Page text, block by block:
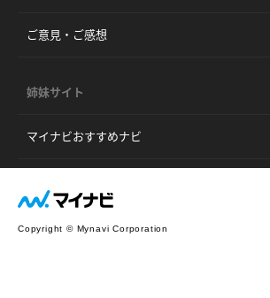
ご意見・ご感想
姉妹サイト
マイナビおすすめナビ
Copyright © Mynavi Corporation